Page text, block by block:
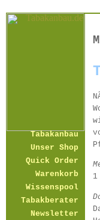
Tabakanbau
Unser Shop
Quick Order
Warenkorb
Wissenspool
Tabakberater
Newsletter